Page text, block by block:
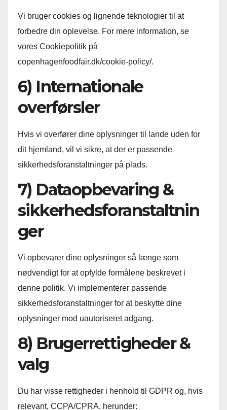
Vi bruger cookies og lignende teknologier til at
forbedre din oplevelse. For mere information, se
vores Cookiepolitik på
copenhagenfoodfair.dk/cookie-policy/.
6) Internationale
overførsler
Hvis vi overfører dine oplysninger til lande uden for
dit hjemland, vil vi sikre, at der er passende
sikkerhedsforanstaltninger på plads.
7) Dataopbevaring &
sikkerhedsforanstaltnin
ger
Vi opbevarer dine oplysninger så længe som
nødvendigt for at opfylde formålene beskrevet i
denne politik. Vi implementerer passende
sikkerhedsforanstaltninger for at beskytte dine
oplysninger mod uautoriseret adgang.
8) Brugerrettigheder &
valg
Du har visse rettigheder i henhold til GDPR og, hvis
relevant, CCPA/CPRA, herunder: